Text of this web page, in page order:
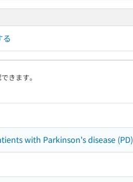
きます。
with Parkinson's disease (PD)